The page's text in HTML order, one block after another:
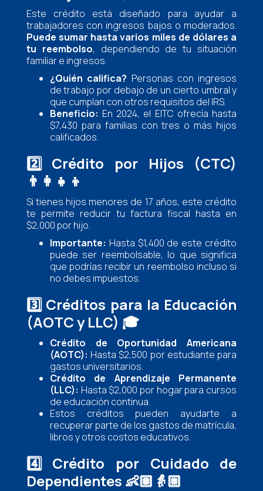
Este crédito está diseñado para ayudar a
trabajadores con ingresos bajos o moderados.
Puede sumar hasta varios miles de dólares a
tu reembolso, dependiendo de tu situación
familiar e ingresos.
¿Quién califica? Personas con ingresos
de trabajo por debajo de un cierto umbral y
que cumplan con otros requisitos del IRS.
Beneficio: En 2024, el EITC ofrecía hasta
$7,430 para familias con tres o más hijos
calificados.
2️⃣ Crédito por Hijos (CTC)
👨‍👩‍👧‍👦
Si tienes hijos menores de 17 años, este crédito
te permite reducir tu factura fiscal hasta en
$2,000 por hijo.
Importante: Hasta $1,400 de este crédito
puede ser reembolsable, lo que significa
que podrías recibir un reembolso incluso si
no debes impuestos.
3️⃣ Créditos para la Educación
(AOTC y LLC) 🎓
Crédito de Oportunidad Americana
(AOTC): Hasta $2,500 por estudiante para
gastos universitarios.
Crédito de Aprendizaje Permanente
(LLC): Hasta $2,000 por hogar para cursos
de educación continua.
Estos créditos pueden ayudarte a
recuperar parte de los gastos de matrícula,
libros y otros costos educativos.
4️⃣ Crédito por Cuidado de
Dependientes 👶🏽👵🏼